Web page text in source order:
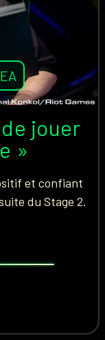
jouer
»
et confiant
du Stage 2.